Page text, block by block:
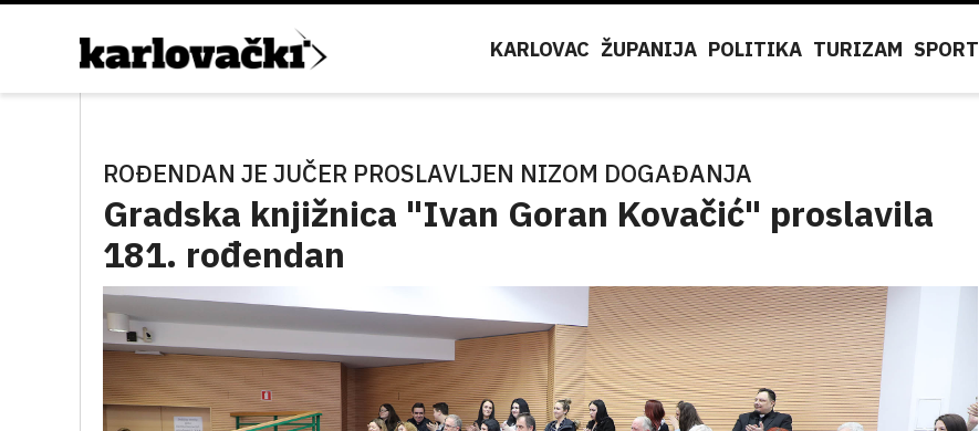
KARLOVAC ŽUPANIJA POLITIKA TURIZAM SPORT
ROĐENDAN JE JUČER PROSLAVLJEN NIZOM DOGAĐANJA
Gradska knjižnica "Ivan Goran Kovačić" proslavila
181. rođendan